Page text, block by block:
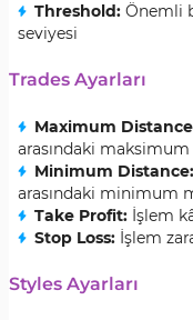
Threshold: Önemli
seviyesi
Trades Ayarları
Maximum
arasındaki
Minimum Distance:
arasındaki minimum
Take Profit: İşlem
Stop Loss: İşlem
Styles Ayarları